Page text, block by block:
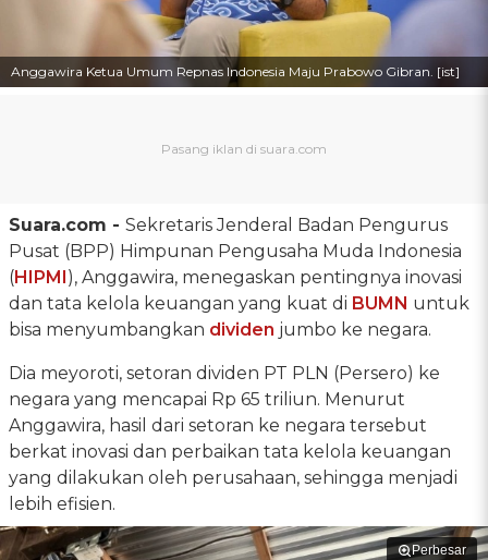
Anggawira Ketua Umum Repnas Indonesia Maju Prabowo Gibran. [ist]
Suara.com - Sekretaris Jenderal Badan Pengurus
Pusat (BPP) Himpunan Pengusaha Muda Indonesia
(HIPMI), Anggawira, menegaskan pentingnya inovasi
dan tata kelola keuangan yang kuat di BUMN untuk
bisa menyumbangkan dividen jumbo ke negara.
Dia meyoroti, setoran dividen PT PLN (Persero) ke
negara yang mencapai Rp 65 triliun. Menurut
Anggawira, hasil dari setoran ke negara tersebut
berkat inovasi dan perbaikan tata kelola keuangan
yang dilakukan oleh perusahaan, sehingga menjadi
lebih efisien.
Perbesar